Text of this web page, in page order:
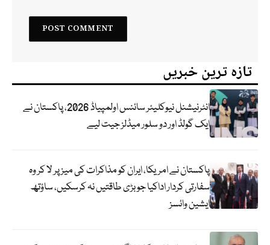
تازہ ترین خبریں
انٹرنیشنل نیوکلیئر سائنس اولمپیاڈ 2026، پاکستان نے
ایک گولڈ اور دو سلور میڈلز جیت لیے
پاکستان نے امریکا، ایران کو مذاکرات کی میز پر لا کر وہ
سفارتی کردار اداکیا جو بڑی طاقتیں نہ کرسکیں، ساؤتھ
ایشین وائسز